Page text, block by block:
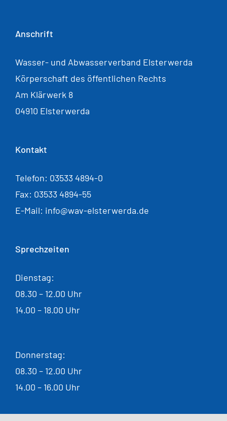
Anschrift
Wasser- und Abwasserverband Elsterwerda
Körperschaft des öffentlichen Rechts
Am Klärwerk 8
04910 Elsterwerda
Kontakt
Telefon: 03533 4894-0
Fax: 03533 4894-55
E-Mail: info@wav-elsterwerda.de
Sprechzeiten
Dienstag:
08.30 – 12.00 Uhr
14.00 – 18.00 Uhr
Donnerstag:
08.30 – 12.00 Uhr
14.00 – 16.00 Uhr